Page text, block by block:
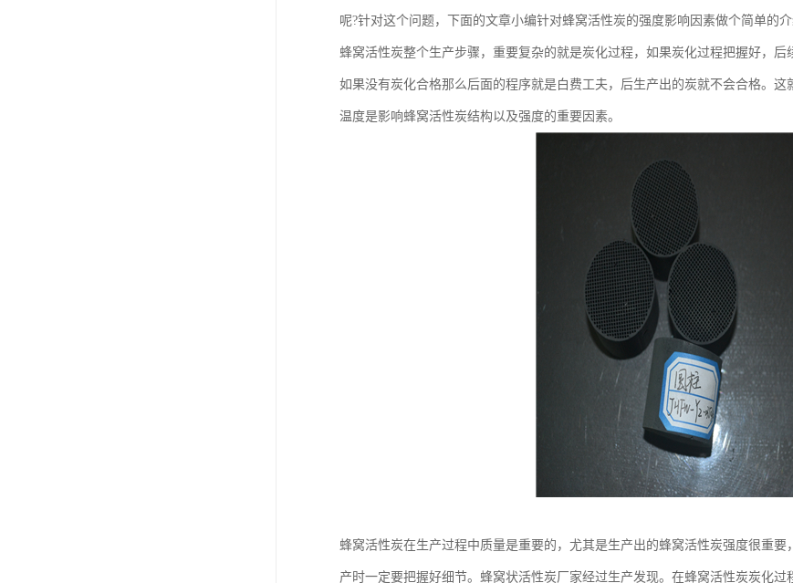
呢?针对这个问题，下面的文章小编针对蜂窝活性炭的强度影响因素做个简单的介
蜂窝活性炭整个生产步骤，重要复杂的就是炭化过程，如果炭化过程把握好，后
如果没有炭化合格那么后面的程序就是白费工夫，后生产出的炭就不会合格。
温度是影响蜂窝活性炭结构以及强度的重要因素。
蜂窝活性炭在生产过程中质量是重要的，尤其是生产出的蜂窝活性炭强度很重
产时一定要把握好细节。蜂窝状活性炭厂家经过生产发现。在蜂窝活性炭炭化